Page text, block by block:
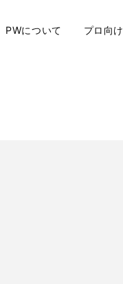
PWについて プロ向け